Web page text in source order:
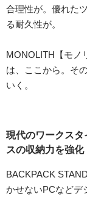
合理性が。優れた
る耐久性が。
MONOLITH【モノ
は、ここから。そ
いく。
現代のワークス
スの収納力を強化
BACKPACK
かせないPCなどデ